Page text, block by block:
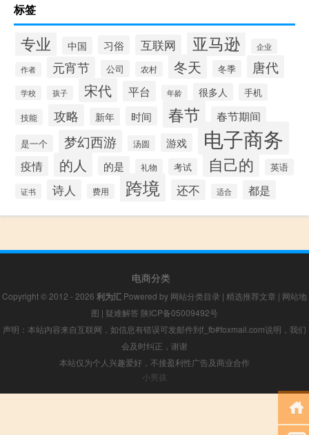
标签
专业 中国 习俗 互联网 亚马逊 企业
作者 元宵节 公司 农村 冬天 冬季 唐代
学校 孩子 宋代 平台 年龄 很多人 手机
技能 攻略 新年 时间 春节 春节期间
是一个 梦幻西游 汤圆 游戏 电子商务
疫情 的人 的是 礼物 考试 自己的 英语
证书 诗人 费用 跨境 还不 适合 都是
电商分类
Copyright © 2012 - 2026 利为汇 Powered by 网站分类目录 | 精选推荐文章 | 网站地
图 | 疑难解答 陕ICP备05009492号
声明：本站内容来自互联网，如信息有错误可发邮件到f_fb#foxmail.com说明，我们
会及时纠正，谢谢
本站仅为个人兴趣爱好，不接盈利性广告及商业合作
小男孩